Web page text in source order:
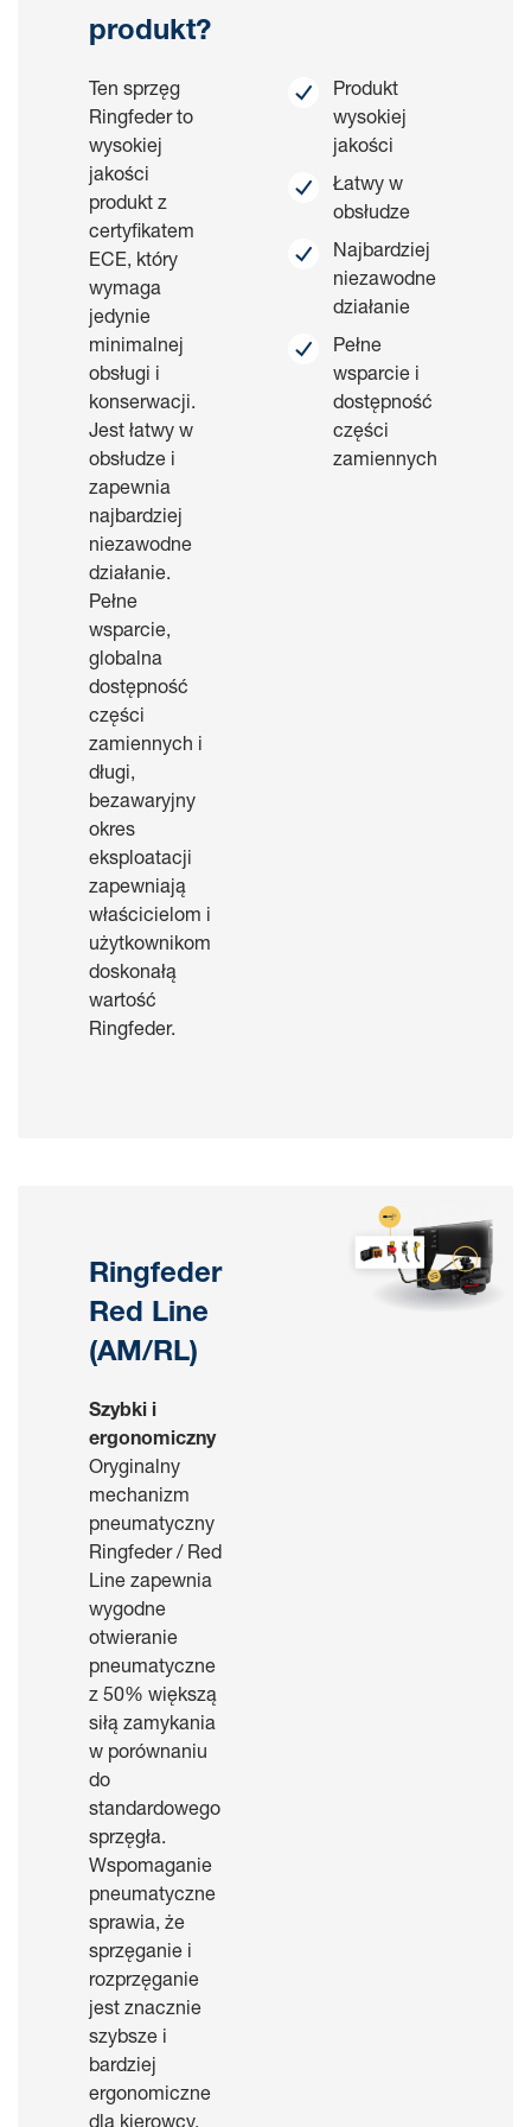
produkt?
Ten sprzęg
Ringfeder to
wysokiej
jakości
produkt z
certyfikatem
ECE, który
wymaga
jedynie
minimalnej
obsługi i
konserwacji.
Jest łatwy w
obsłudze i
zapewnia
najbardziej
niezawodne
działanie.
Pełne
wsparcie,
globalna
dostępność
części
zamiennych i
długi,
bezawaryjny
okres
eksploatacji
zapewniają
właścicielom i
użytkownikom
doskonałą
wartość
Ringfeder.
Produkt
wysokiej
jakości
Łatwy w
obsłudze
Najbardziej
niezawodne
działanie
Pełne
wsparcie i
dostępność
części
zamiennych
Ringfeder
Red Line
(AM/RL)
Szybki i
ergonomiczny
Oryginalny
mechanizm
pneumatyczny
Ringfeder / Red
Line zapewnia
wygodne
otwieranie
pneumatyczne
z 50% większą
siłą zamykania
w porównaniu
do
standardowego
sprzęgła.
Wspomaganie
pneumatyczne
sprawia, że
sprzęganie i
rozprzęganie
jest znacznie
szybsze i
bardziej
ergonomiczne